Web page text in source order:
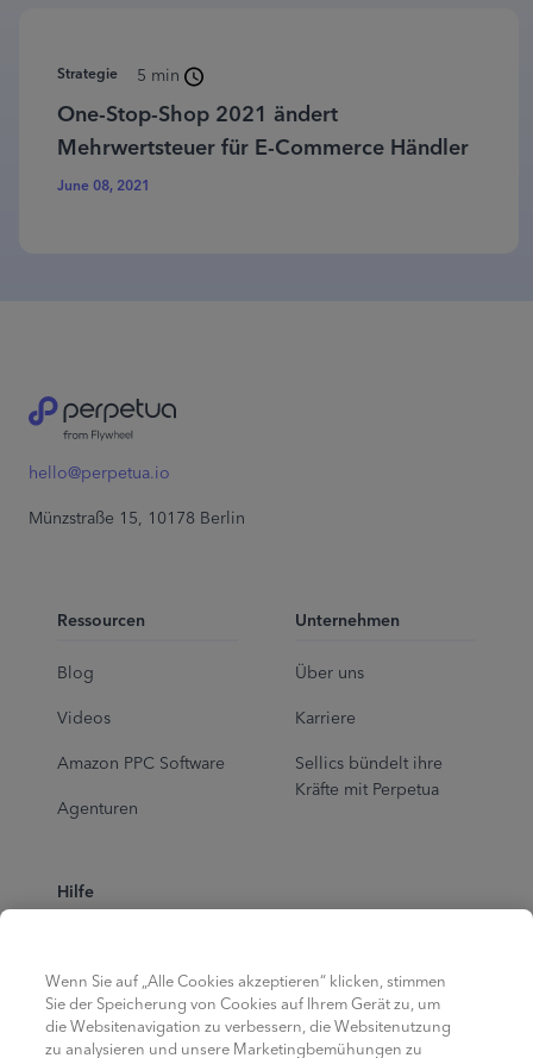
Strategie 5 min
One-Stop-Shop 2021 ändert
Mehrwertsteuer für E-Commerce Händler
June 08, 2021
hello@perpetua.io
Münzstraße 15, 10178 Berlin
Ressourcen
Blog
Videos
Amazon PPC Software
Agenturen
Unternehmen
Über uns
Karriere
Sellics bündelt ihre
Kräfte mit Perpetua
Hilfe
Help Center
Wenn Sie auf „Alle Cookies akzeptieren“ klicken, stimmen
Sie der Speicherung von Cookies auf Ihrem Gerät zu, um
die Websitenavigation zu verbessern, die Websitenutzung
zu analysieren und unsere Marketingbemühungen zu